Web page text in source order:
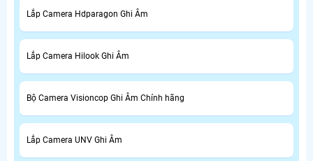
Lắp Camera Hdparagon Ghi Âm
Lắp Camera Hilook Ghi Âm
Bộ Camera Visioncop Ghi Âm Chính hãng
Lắp Camera UNV Ghi Âm